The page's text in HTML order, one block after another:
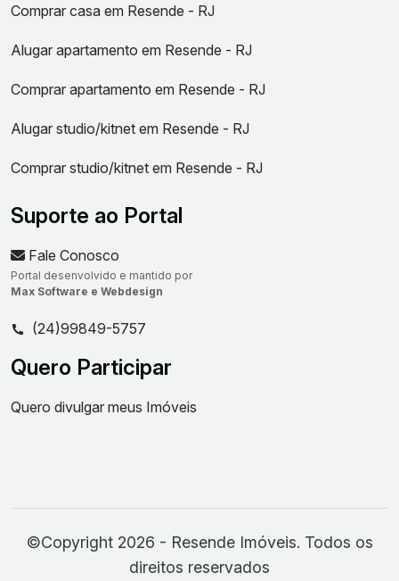
Comprar casa em Resende - RJ
Alugar apartamento em Resende - RJ
Comprar apartamento em Resende - RJ
Alugar studio/kitnet em Resende - RJ
Comprar studio/kitnet em Resende - RJ
Suporte ao Portal
Fale Conosco
Portal desenvolvido e mantido por
Max Software e Webdesign
(24)99849-5757
Quero Participar
Quero divulgar meus Imóveis
©Copyright 2026 - Resende Imóveis. Todos os
direitos reservados